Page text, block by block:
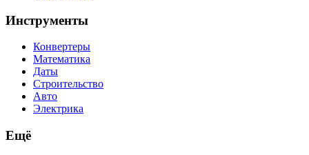
Инструменты
Конвертеры
Математика
Даты
Строительство
Авто
Электрика
Ещё